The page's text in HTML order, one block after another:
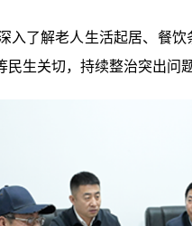
了解老人生活起居、餐饮
生关切，持续整治突出问